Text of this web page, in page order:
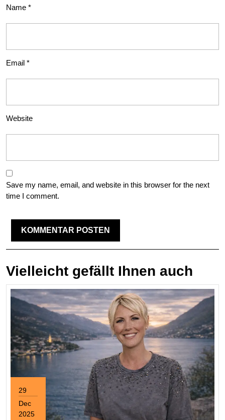
Name *
Email *
Website
Save my name, email, and website in this browser for the next
time I comment.
Vielleicht gefällt Ihnen auch
29
Dec
2025